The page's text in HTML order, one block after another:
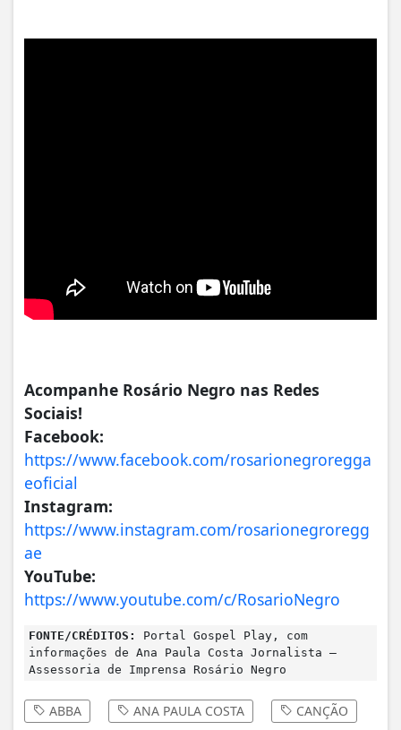
Acompanhe Rosário Negro nas Redes
Sociais!
Facebook:
https://www.facebook.com/rosarionegroregga
eoficial
Instagram:
https://www.instagram.com/rosarionegroregg
ae
YouTube:
https://www.youtube.com/c/RosarioNegro
FONTE/CRÉDITOS:
Portal Gospel Play, com
informações de Ana Paula Costa Jornalista –
Assessoria de Imprensa Rosário Negro
ABBA ANA PAULA COSTA CANÇÃO